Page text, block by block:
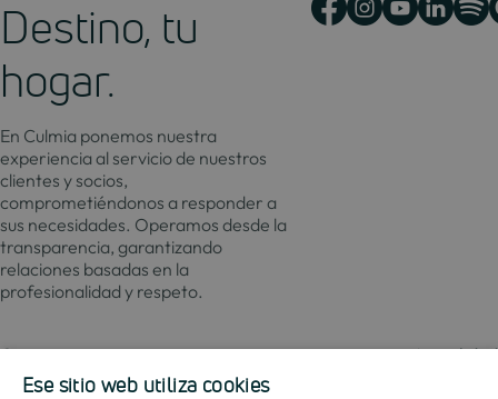
Destino, tu
hogar.
En Culmia ponemos nuestra
experiencia al servicio de nuestros
clientes y socios,
comprometiéndonos a responder a
sus necesidades. Operamos desde la
transparencia, garantizando
relaciones basadas en la
profesionalidad y respeto.
Contacto Actualidad
Ese sitio web utiliza cookies